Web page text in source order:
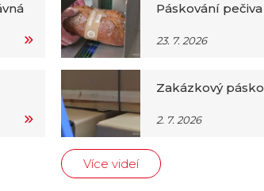
Páskování
23. 7. 2026
Zakázkový
2. 7. 2026
Více videí